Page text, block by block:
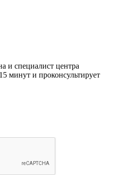
и специалист центра
минут и проконсультирует